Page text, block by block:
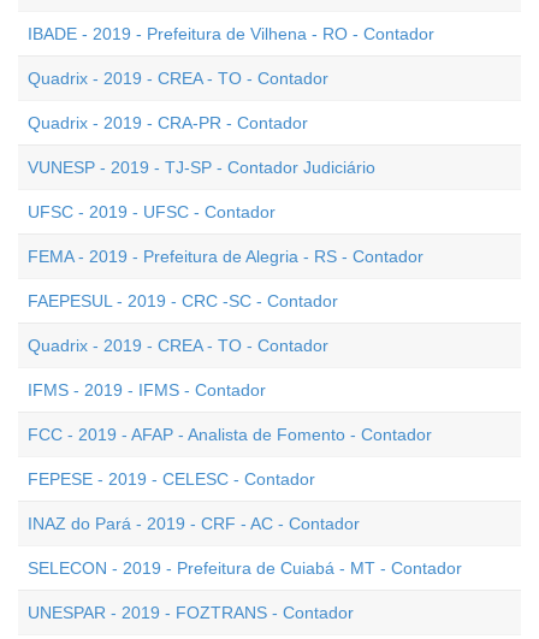
IBADE - 2019 - Prefeitura de Vilhena - RO - Contador
Quadrix - 2019 - CREA - TO - Contador
Quadrix - 2019 - CRA-PR - Contador
VUNESP - 2019 - TJ-SP - Contador Judiciário
UFSC - 2019 - UFSC - Contador
FEMA - 2019 - Prefeitura de Alegria - RS - Contador
FAEPESUL - 2019 - CRC -SC - Contador
Quadrix - 2019 - CREA - TO - Contador
IFMS - 2019 - IFMS - Contador
FCC - 2019 - AFAP - Analista de Fomento - Contador
FEPESE - 2019 - CELESC - Contador
INAZ do Pará - 2019 - CRF - AC - Contador
SELECON - 2019 - Prefeitura de Cuiabá - MT - Contador
UNESPAR - 2019 - FOZTRANS - Contador